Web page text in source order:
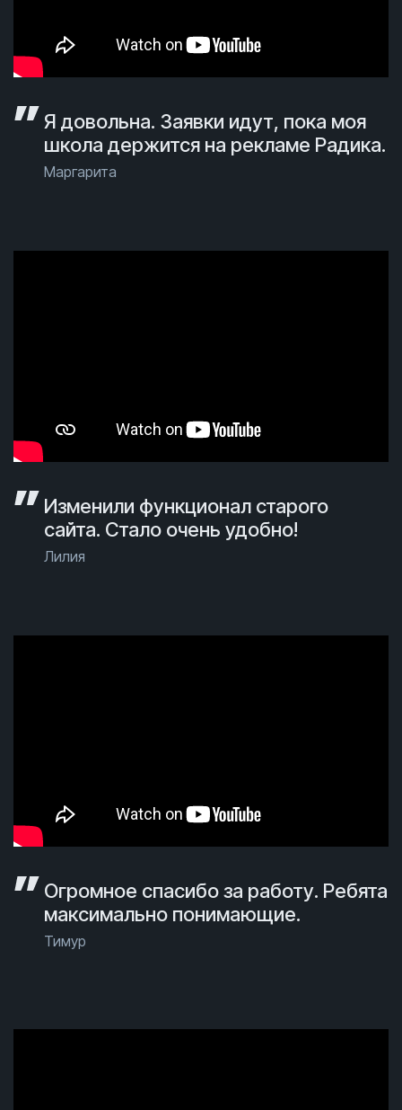
Я довольна. Заявки идут, пока моя
школа держится на рекламе Радика.
Маргарита
Изменили функционал старого
сайта. Стало очень удобно!
Лилия
Огромное спасибо за работу. Ребята
максимально понимающие.
Тимур